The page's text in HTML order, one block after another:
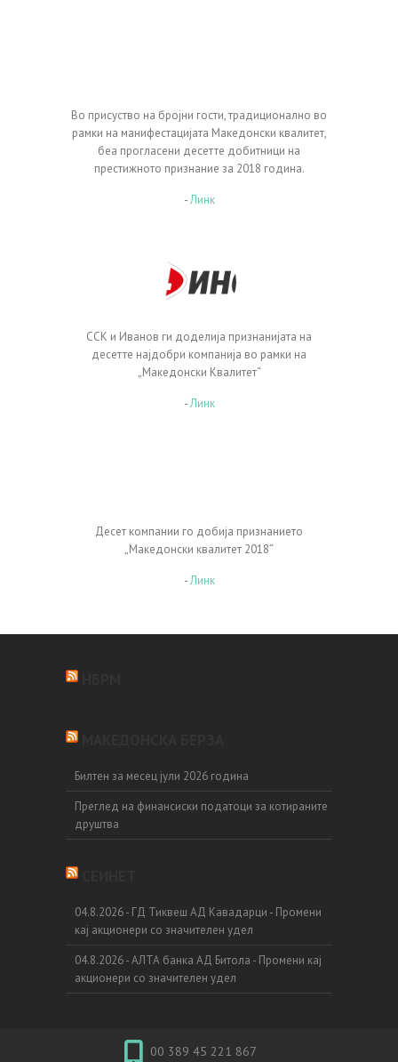
Во присуство на бројни гости, традиционално во
рамки на манифестацијата Македонски квалитет,
беа прогласени десетте добитници на
престижното признание за 2018 година.
-Линк
ССК и Иванов ги доделија признанијата на
десетте најдобри компанија во рамки на
„Македонски Квалитет“
-Линк
Десет компании го добија признанието
„Македонски квалитет 2018“
-Линк
Билтен за месец јули 2026 година
Преглед на финансиски податоци за котираните
друштва
04.8.2026 - ГД Тиквеш АД Кавадарци - Промени
кај акционери со значителен удел
04.8.2026 - АЛТА банка АД Битола - Промени кај
акционери со значителен удел
00 389 45 221 867